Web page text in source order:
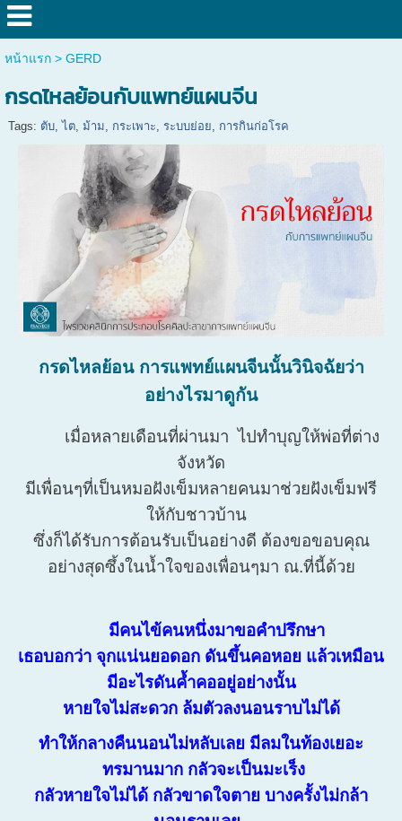
หน้าแรก> GERD
กรดไหลย้อนกับแพทย์แผนจีน
Tags: ตับ,ไต, ม้าม, กระเพาะ, ระบบย่อย, การกินก่อโรค
กรดไหลย้อน การแพทย์แผนจีนนั้นวินิจฉัยว่า
อย่างไรมาดูกัน
เมื่อหลายเดือนที่ผ่านมา ไปทำบุญให้พ่อที่ต่าง
จังหวัด
มีเพื่อนๆที่เป็นหมอฝังเข็มหลายคนมาช่วยฝังเข็มฟรี
ให้กับชาวบ้าน
ซึ่งก็ได้รับการต้อนรับเป็นอย่างดี ต้องขอขอบคุณ
อย่างสุดซึ้งในน้ำใจของเพื่อนๆมา ณ.ที่นี้ด้วย
มีคนไข้คนหนึ่งมาขอคำปรึกษา
เธอบอกว่า จุกแน่นยอดอก ดันขึ้นคอหอย แล้วเหมือน
มีอะไรดันค้ำคออยู่อย่างนั้น
หายใจไม่สะดวก ล้มตัวลงนอนราบไม่ได้
ทำให้กลางคืนนอนไม่หลับเลย มีลมในท้องเยอะ
ทรมานมาก กลัวจะเป็นมะเร็ง
กลัวหายใจไม่ได้ กลัวขาดใจตาย บางครั้งไม่กล้า